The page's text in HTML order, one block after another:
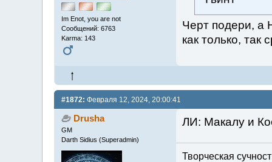
Im Enot, you are not
Сообщений: 6763
Karma: 143
Черт подери, а
как только, так
#1872: Февраля 12, 2024, 20:00:41
Drusha
GM
Darth Sidius (Superadmin)
ЛИ: Макалу и
Творческая